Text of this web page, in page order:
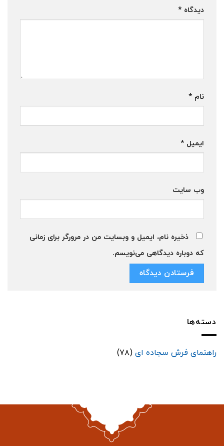
دیدگاه *
نام *
ایمیل *
وب‌ سایت
ذخیره نام، ایمیل و وبسایت من در مرورگر برای زمانی
که دوباره دیدگاهی می‌نویسم.
دسته‌ها
راهنمای فرش سجاده ای (۷۸)